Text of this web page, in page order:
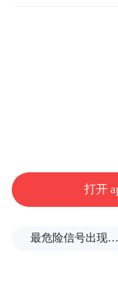
打开
最危险信号出现！全球能源大动脉岌岌可危